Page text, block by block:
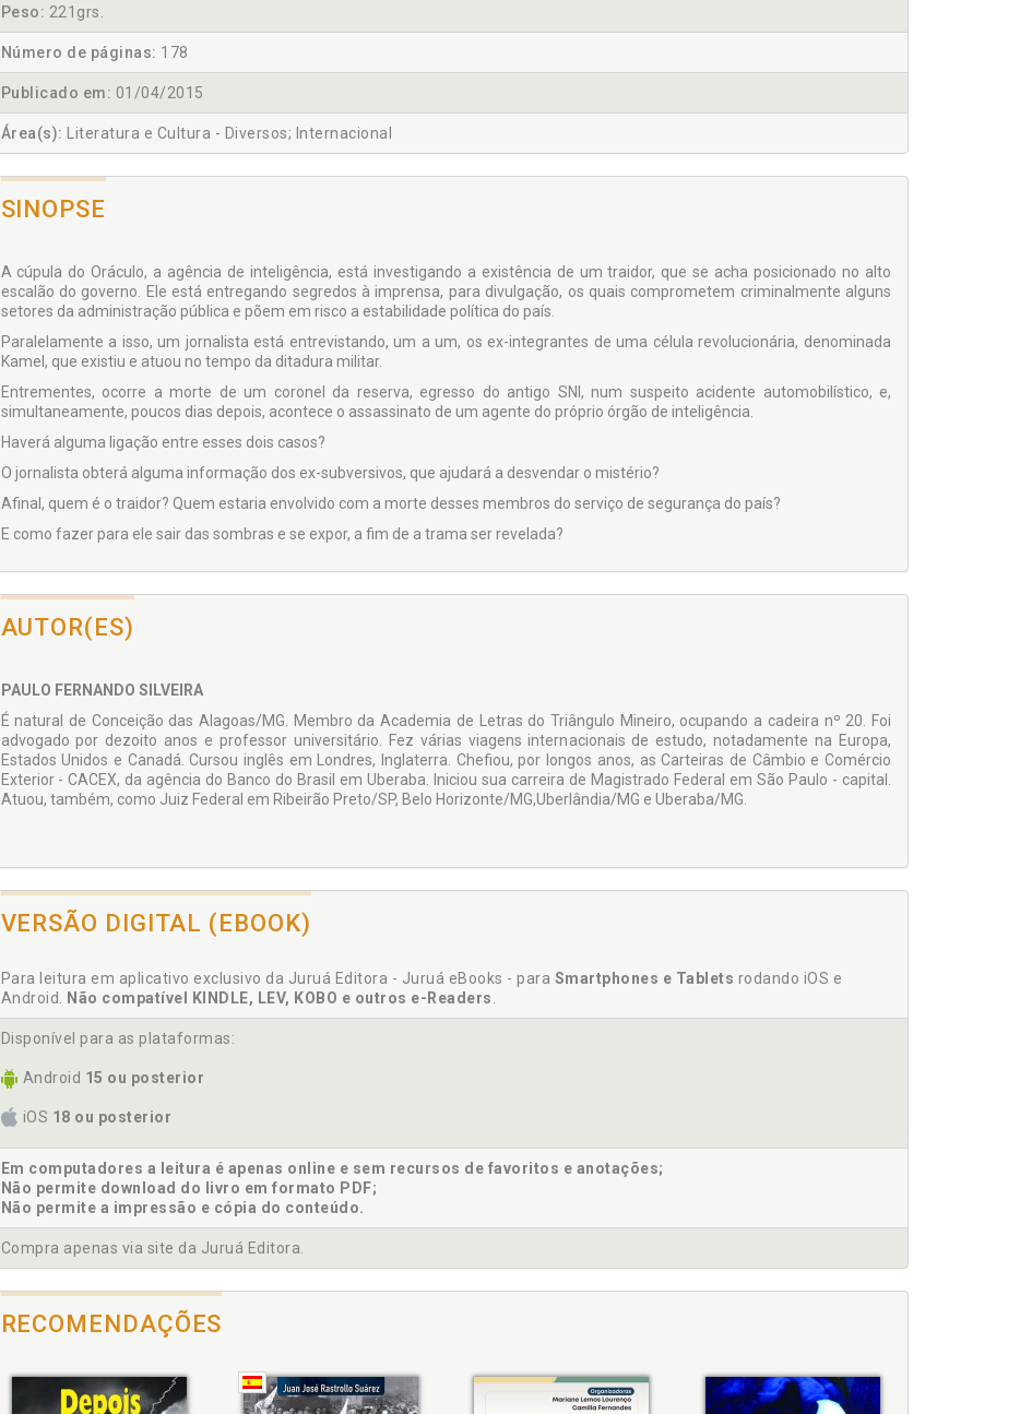
Peso: 221grs.
Número de páginas: 178
Publicado em: 01/04/2015
Área(s): Literatura e Cultura - Diversos; Internacional
SINOPSE
A cúpula do Oráculo, a agência de inteligência, está investigando a existência de um traidor, que se acha posicionado no alto
escalão do governo. Ele está entregando segredos à imprensa, para divulgação, os quais comprometem criminalmente alguns
setores da administração pública e põem em risco a estabilidade política do país.
Paralelamente a isso, um jornalista está entrevistando, um a um, os ex-integrantes de uma célula revolucionária, denominada
Kamel, que existiu e atuou no tempo da ditadura militar.
Entrementes, ocorre a morte de um coronel da reserva, egresso do antigo SNI, num suspeito acidente automobilístico, e,
simultaneamente, poucos dias depois, acontece o assassinato de um agente do próprio órgão de inteligência.
Haverá alguma ligação entre esses dois casos?
O jornalista obterá alguma informação dos ex-subversivos, que ajudará a desvendar o mistério?
Afinal, quem é o traidor? Quem estaria envolvido com a morte desses membros do serviço de segurança do país?
E como fazer para ele sair das sombras e se expor, a fim de a trama ser revelada?
AUTOR(ES)
PAULO FERNANDO SILVEIRA
É natural de Conceição das Alagoas/MG. Membro da Academia de Letras do Triângulo Mineiro, ocupando a cadeira nº 20. Foi
advogado por dezoito anos e professor universitário. Fez várias viagens internacionais de estudo, notadamente na Europa,
Estados Unidos e Canadá. Cursou inglês em Londres, Inglaterra. Chefiou, por longos anos, as Carteiras de Câmbio e Comércio
Exterior - CACEX, da agência do Banco do Brasil em Uberaba. Iniciou sua carreira de Magistrado Federal em São Paulo - capital.
Atuou, também, como Juiz Federal em Ribeirão Preto/SP, Belo Horizonte/MG,Uberlândia/MG e Uberaba/MG.
VERSÃO DIGITAL (EBOOK)
Para leitura em aplicativo exclusivo da Juruá Editora - Juruá eBooks - para Smartphones e Tablets rodando iOS e
Android. Não compatível KINDLE, LEV, KOBO e outros e-Readers.
Disponível para as plataformas:
Android 15 ou posterior
iOS 18 ou posterior
Em computadores a leitura é apenas online e sem recursos de favoritos e anotações;
Não permite download do livro em formato PDF;
Não permite a impressão e cópia do conteúdo.
Compra apenas via site da Juruá Editora.
RECOMENDAÇÕES